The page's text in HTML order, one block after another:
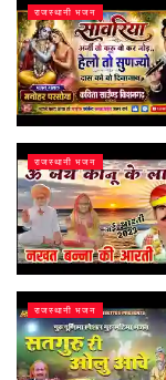
राजस्थानी भजन
राजस्थानी भजन
राजस्थानी भजन